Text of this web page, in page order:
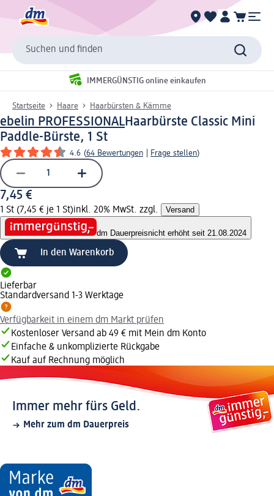
Suchen und finden
IMMERGÜNSTIG online einkaufen
Startseite Haare Haarbürsten & Kämme
ebelin PROFESSIONALHaarbürste Classic Mini
Paddle-Bürste, 1 St
4.6 (64 Bewertungen Frage stellen)
7,45 €
1 St (7,45 € je 1 St)inkl. 20% MwSt. zzgl. Versand
dm Dauerpreisnicht erhöht seit 21.08.2024
In den Warenkorb
Lieferbar
Standardversand 1-3 Werktage
Verfügbarkeit in einem dm Markt prüfen
Kostenloser Versand ab 49 € mit Mein dm Konto
Einfache & unkomplizierte Rückgabe
Kauf auf Rechnung möglich
Immer mehr fürs Geld.
Mehr zum dm Dauerpreis